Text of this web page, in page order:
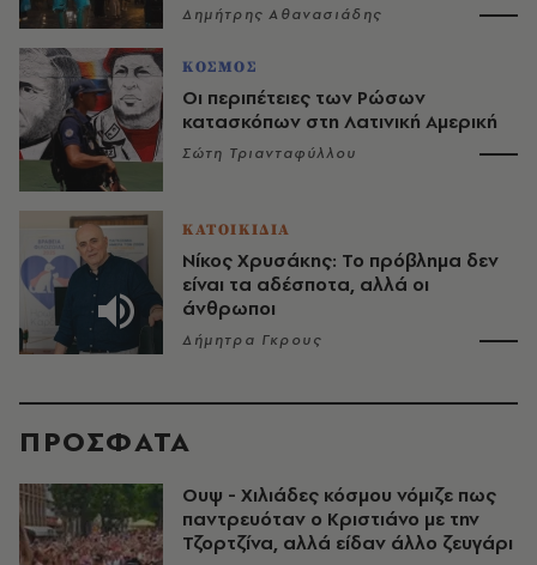
Δημήτρης Αθανασιάδης
ΚΟΣΜΟΣ
Οι περιπέτειες των Ρώσων
κατασκόπων στη Λατινική Αμερική
Σώτη Τριανταφύλλου
ΚΑΤΟΙΚΙΔΙΑ
Νίκος Χρυσάκης: Το πρόβλημα δεν
είναι τα αδέσποτα, αλλά οι
άνθρωποι
Δήμητρα Γκρους
ΠΡΟΣΦΑΤΑ
Ουψ - Χιλιάδες κόσμου νόμιζε πως
παντρευόταν ο Κριστιάνο με την
Τζορτζίνα, αλλά είδαν άλλο ζευγάρι